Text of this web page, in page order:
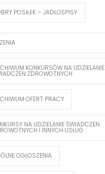
POSIŁEK – JADŁOSPISY
KONKURSÓW NA UDZIELANIE
ZDROWOTNYCH
OFERT PRACY
NA UDZIELANIE ŚWIADCZEŃ
I INNYCH USŁUG
OGŁOSZENIA